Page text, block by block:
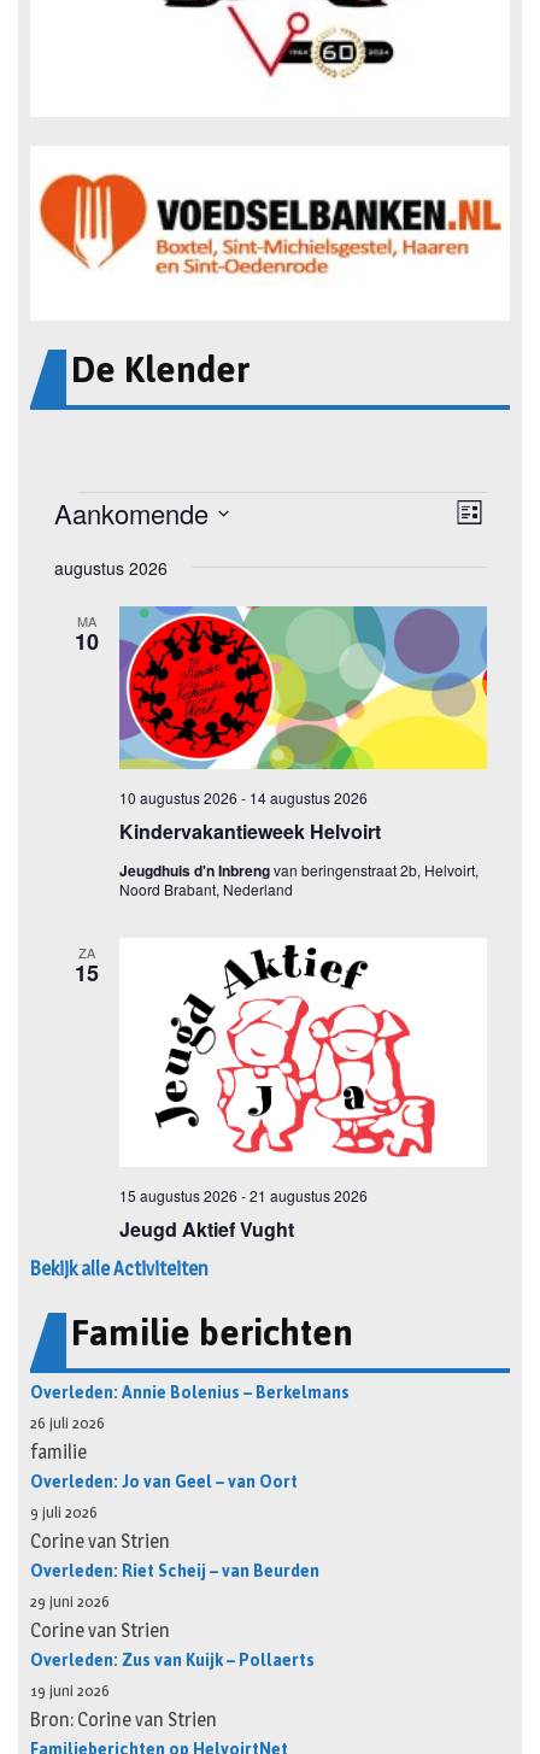
De Klender
Bekijk alle Activiteiten
Familie berichten
Overleden: Annie Bolenius – Berkelmans
26 juli 2026
familie
Overleden: Jo van Geel – van Oort
9 juli 2026
Corine van Strien
Overleden: Riet Scheij – van Beurden
29 juni 2026
Corine van Strien
Overleden: Zus van Kuijk – Pollaerts
19 juni 2026
Bron: Corine van Strien